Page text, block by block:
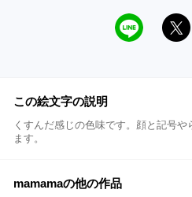
この絵文字の説明
くすんだ感じの色味です。顔と記号や
ます。
mamamaの他の作品